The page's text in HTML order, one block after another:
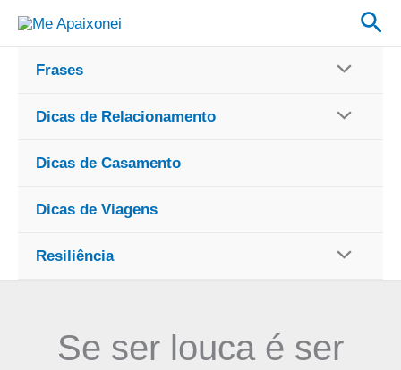
para
Frases
Dicas de Relacionamento
Dicas de Casamento
Dicas de Viagens
Resiliência
Se ser louca é ser